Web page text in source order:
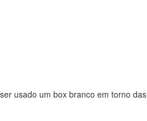
usado um box branco em torno